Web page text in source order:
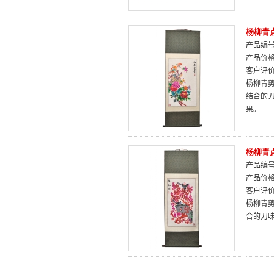
杨柳青
产品编
产品价
客户评
杨柳青
结合的
果。
杨柳青
产品编
产品价
客户评
杨柳青
合的刀